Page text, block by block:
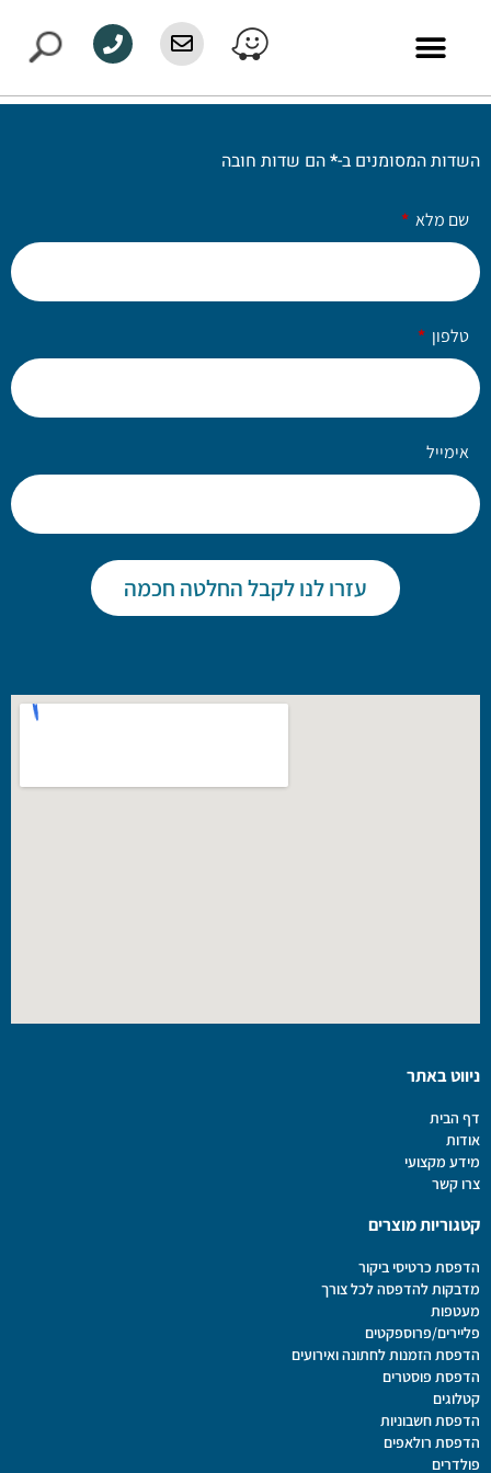
השדות המסומנים ב-*הם שדות חובה
שם מלא
טלפון
אימייל
עזרו לנו לקבל החלטה חכמה
קטגוריות מוצרים
הדפסת כרטיסי ביקור
מדבקות להדפסה לכל צורך
מעטפות
פליירים/פרוספקטים
הדפסת הזמנות לחתונה ואירועים
הדפסת פוסטרים
קטלוגים
הדפסת חשבוניות
הדפסת רולאפים
פולדרים
ניווט באתר
דף הבית
אודות
מידע מקצועי
צרו קשר